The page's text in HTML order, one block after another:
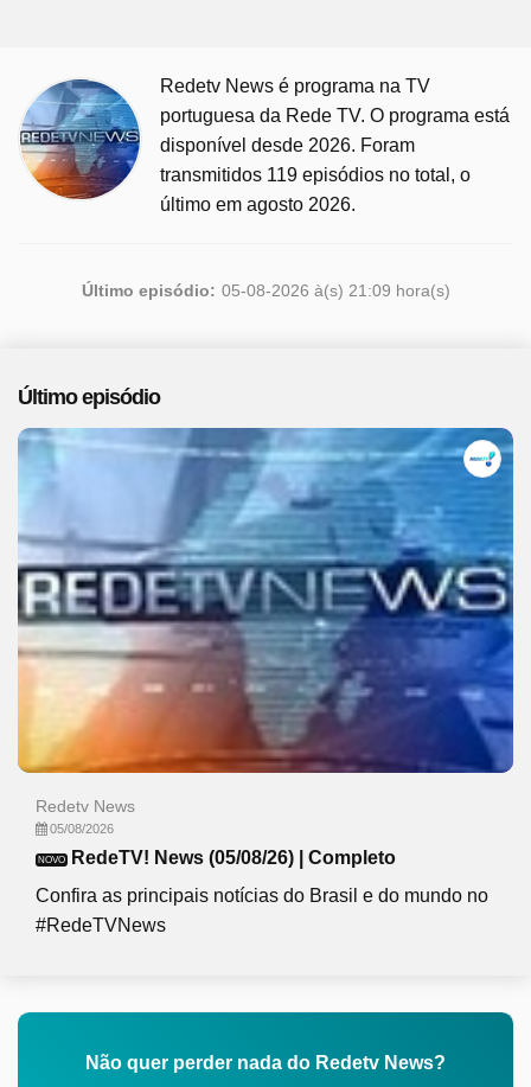
Redetv News é programa na TV
portuguesa da Rede TV. O programa está
disponível desde 2026. Foram
transmitidos 119 episódios no total, o
último em agosto 2026.
Último episódio: 05-08-2026 à(s) 21:09 hora(s)
Último episódio
Redetv News
05/08/2026
NOVO
RedeTV! News (05/08/26) | Completo
Confira as principais notícias do Brasil e do mundo no
#RedeTVNews
Não quer perder nada do Redetv News?